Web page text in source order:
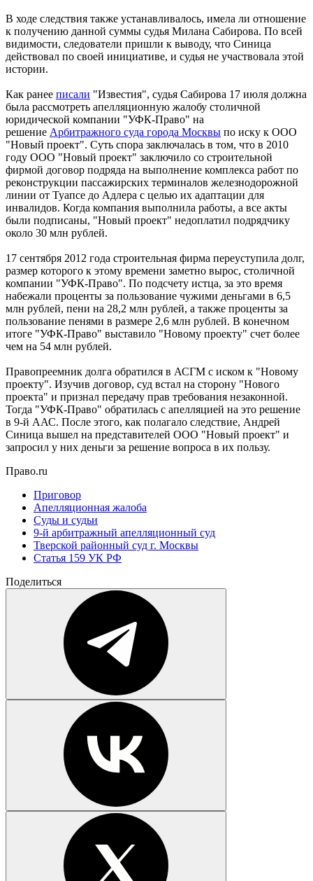
В ходе следствия также устанавливалось, имела ли отношение
к получению данной суммы судья Милана Сабирова. По всей
видимости, следователи пришли к выводу, что Синица
действовал по своей инициативе, и судья не участвовала этой
истории.
Как ранее писали "Известия", судья Сабирова 17 июля должна
была рассмотреть апелляционную жалобу столичной
юридической компании "УФК-Право" на
решение Арбитражного суда города Москвы по иску к ООО
"Новый проект". Суть спора заключалась в том, что в 2010
году ООО "Новый проект" заключило со строительной
фирмой договор подряда на выполнение комплекса работ по
реконструкции пассажирских терминалов железнодорожной
линии от Туапсе до Адлера с целью их адаптации для
инвалидов. Когда компания выполнила работы, а все акты
были подписаны, "Новый проект" недоплатил подрядчику
около 30 млн рублей.
17 сентября 2012 года строительная фирма переуступила долг,
размер которого к этому времени заметно вырос, столичной
компании "УФК-Право". По подсчету истца, за это время
набежали проценты за пользование чужими деньгами в 6,5
млн рублей, пени на 28,2 млн рублей, а также проценты за
пользование пенями в размере 2,6 млн рублей. В конечном
итоге "УФК-Право" выставило "Новому проекту" счет более
чем на 54 млн рублей.
Правопреемник долга обратился в АСГМ с иском к "Новому
проекту". Изучив договор, суд встал на сторону "Нового
проекта" и признал передачу прав требования незаконной.
Тогда "УФК-Право" обратилась с апелляцией на это решение
в 9-й ААС. После этого, как полагало следствие, Андрей
Синица вышел на представителей ООО "Новый проект" и
запросил у них деньги за решение вопроса в их пользу.
Право.ru
Приговор
Апелляционная жалоба
Суды и судьи
9-й арбитражный апелляционный суд
Тверской районный суд г. Москвы
Статья 159 УК РФ
Поделиться